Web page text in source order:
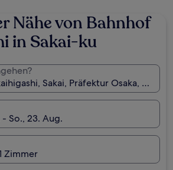
Nähe von Bahnhof
in Sakai-ku
Sakai, Präfektur Osaka, Japan
So., 23. Aug.
Zimmer